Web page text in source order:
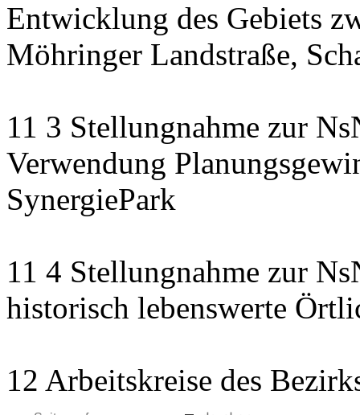
Entwicklung des Gebiets
Möhringer Landstraße,
11 3 Stellungnahme zur
Verwendung
SynergiePark
11 4 Stellungnahme zur
historisch lebenswerte
12 Arbeitskreise des